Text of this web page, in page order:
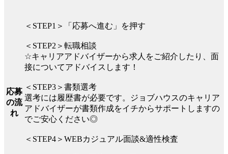
応募
の流
れ
＜STEP1＞「応募へ進む」を押す
＜STEP2＞転職相談
☆キャリアアドバイザーから求人をご紹介したり、面
接についてアドバイスします！
＜STEP3＞書類選考
選考には履歴書が必要です。ジョブハウスのキャリア
アドバイザーが書類作成をイチからサポートしますの
でご安心ください◎
＜STEP4＞WEBカジュアル面談&適性検査